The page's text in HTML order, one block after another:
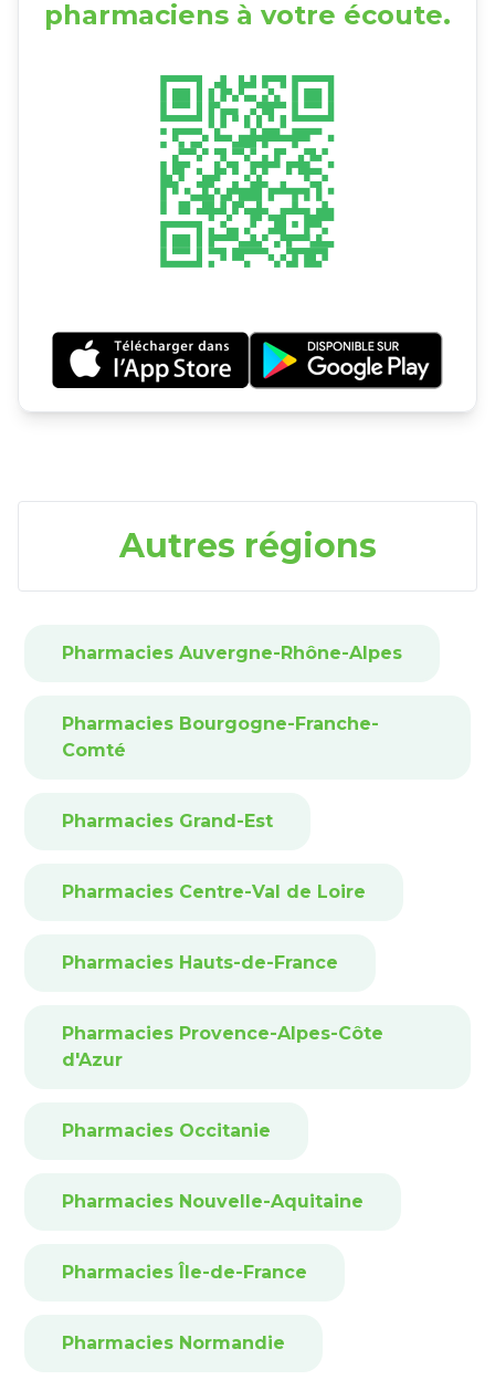
pharmaciens à votre écoute.
Autres régions
Pharmacies Auvergne-Rhône-Alpes
Pharmacies Bourgogne-Franche-
Comté
Pharmacies Grand-Est
Pharmacies Centre-Val de Loire
Pharmacies Hauts-de-France
Pharmacies Provence-Alpes-Côte
d'Azur
Pharmacies Occitanie
Pharmacies Nouvelle-Aquitaine
Pharmacies Île-de-France
Pharmacies Normandie